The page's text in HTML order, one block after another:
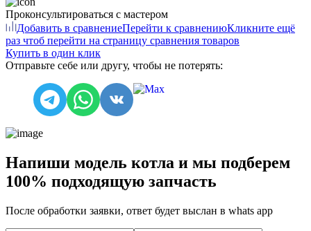
Проконсультироваться с мастером
Добавить в сравнениеПерейти к сравнениюКликните ещё
раз чтоб перейти на страницу сравнения товаров
Купить в один клик
Отправьте себе или другу, чтобы не потерять:
Напиши модель котла и мы подберем
100% подходящую запчасть
После обработки заявки, ответ будет выслан в whats app